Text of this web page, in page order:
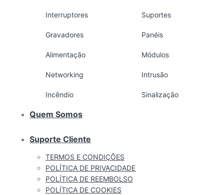
Interruptores Suportes
Gravadores Panéis
Alimentação Módulos
Networking Intrusão
Incêndio Sinalização
Quem Somos
Suporte Cliente
TERMOS E CONDIÇÕES
POLÍTICA DE PRIVACIDADE
POLÍTICA DE REEMBOLSO
POLÍTICA DE COOKIES